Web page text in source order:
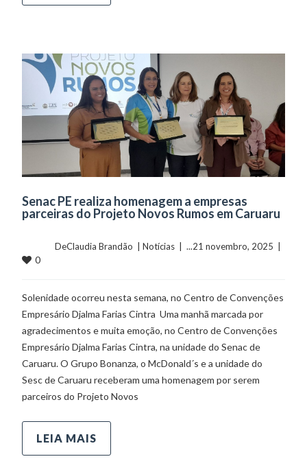
Senac PE realiza homenagem a empresas
parceiras do Projeto Novos Rumos em Caruaru
	    	DeClaudia Brandão  |
Notícias
0
Solenidade ocorreu nesta semana, no Centro de Convenções
Empresário Djalma Farias Cintra Uma manhã marcada por
agradecimentos e muita emoção, no Centro de Convenções
Empresário Djalma Farias Cintra, na unidade do Senac de
Caruaru. O Grupo Bonanza, o McDonald´s e a unidade do
Sesc de Caruaru receberam uma homenagem por serem
parceiros do Projeto Novos
LEIA MAIS